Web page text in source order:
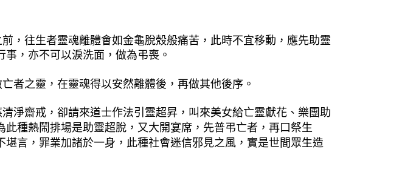
，往生者靈魂離體會如金龜脫殼般痛苦，此時不宜移動，應先助靈
，亦不可以淚洗面，做為弔喪。
者之靈，在靈魂得以安然離體後，再做其他後序。
淨齋戒，卻請來道士作法引靈超昇，叫來美女給亡靈獻花、樂團助
此種熱鬧排場是助靈超脫，又大開宴席，先普弔亡者，再口祭生
堪言，罪業加諸於一身，此種社會迷信邪見之風，實是世間眾生造